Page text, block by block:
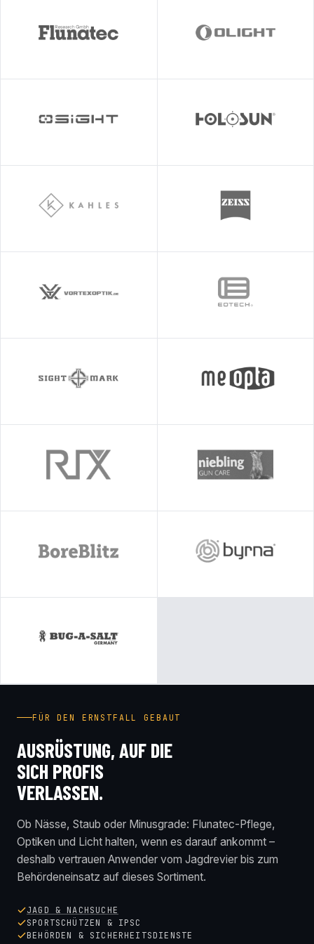
FÜR DEN ERNSTFALL GEBAUT
AUSRÜSTUNG, AUF DIE
SICH PROFIS
VERLASSEN.
Ob Nässe, Staub oder Minusgrade: Flunatec-Pflege,
Optiken und Licht halten, wenn es darauf ankommt –
deshalb vertrauen Anwender vom Jagdrevier bis zum
Behördeneinsatz auf dieses Sortiment.
JAGD & NACHSUCHE
SPORTSCHÜTZEN & IPSC
BEHÖRDEN & SICHERHEITSDIENSTE